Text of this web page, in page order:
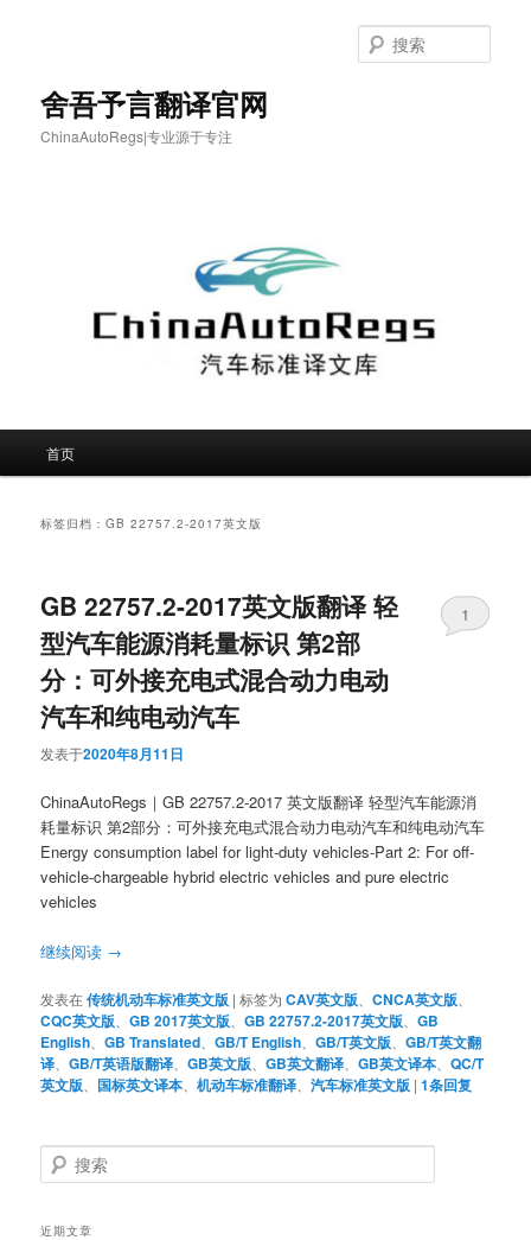
舍吾予言翻译官网
ChinaAutoRegs|专业源于专注
索
首页
标签归档：GB 22757.2-2017英文版
GB 22757.2-2017英文版翻译 轻
型汽车能源消耗量标识 第2部
分：可外接充电式混合动力电动
汽车和纯电动汽车
发表于2020年8月11日
1
ChinaAutoRegs｜GB 22757.2-2017 英文版翻译 轻型汽车能源消
耗量标识 第2部分：可外接充电式混合动力电动汽车和纯电动汽车
Energy consumption label for light-duty vehicles-Part 2: For off-
vehicle-chargeable hybrid electric vehicles and pure electric
vehicles
继续阅读 →
发表在传统机动车标准英文版 |标签为 CAV英文版 、CNCA英文版
CQC英文版 、GB 2017英文版 、GB 22757.2-2017英文版 、GB
English 、GB Translated 、GB/T English 、GB/T英文版 、GB/T英文翻
译 、GB/T英语版翻译 、GB英文版 、GB英文翻译 、GB英文译本 、QC/T
英文版
国标英文译本 、机动车标准翻译 、汽车标准英文版 |1条回复
搜
索
近期文章